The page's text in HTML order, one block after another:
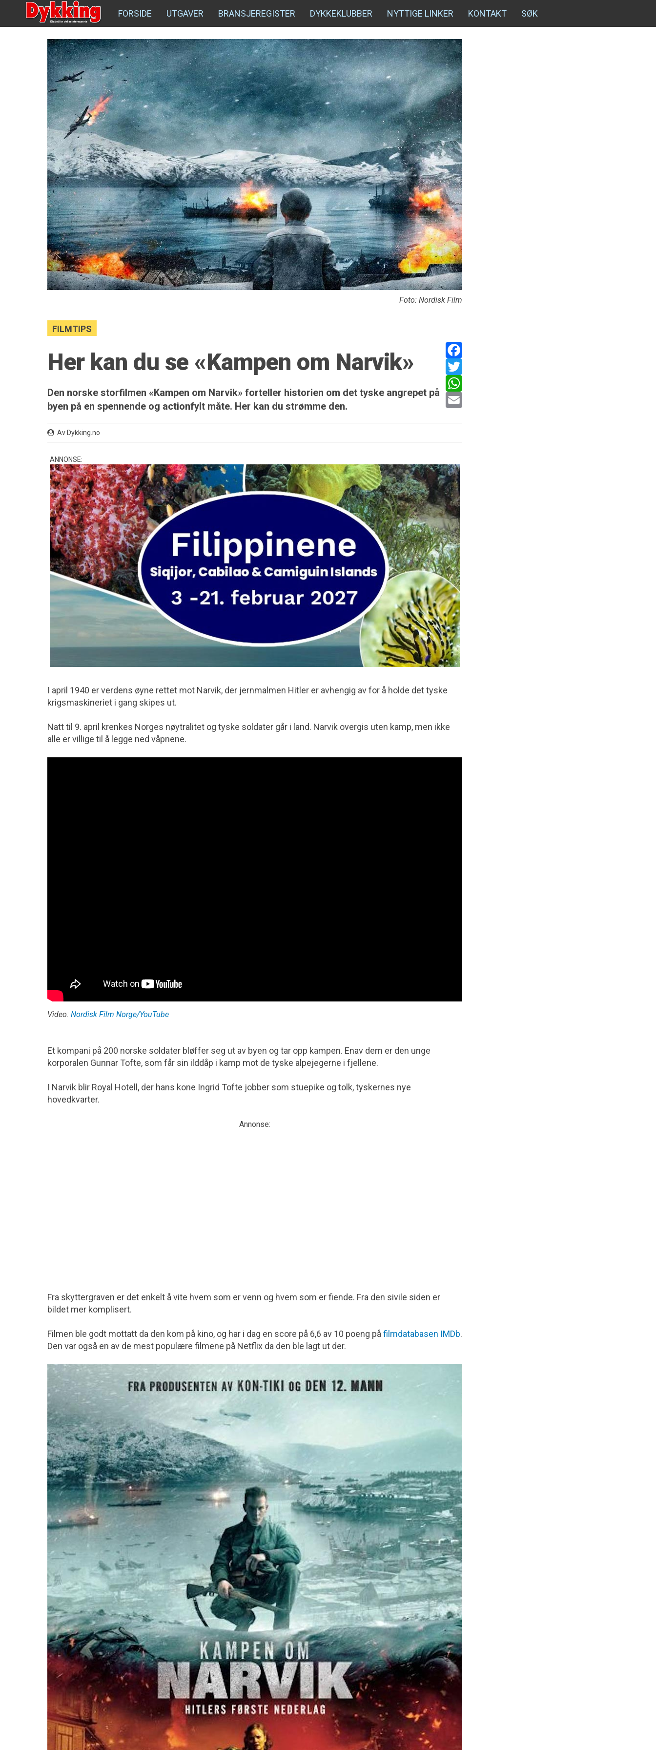
FORSIDE UTGAVER BRANSJEREGISTER DYKKEKLUBBER NYTTIGE LINKER KONTAKT SØK
Foto: Nordisk Film
FILMTIPS
Facebook
Twitter
WhatsApp
Her kan du se «Kampen om Narvik»
Den norske storfilmen «Kampen om Narvik» forteller historien om det tyske angrepet på
byen på en spennende og actionfylt måte. Her kan du strømme den.
Av Dykking.no
ANNONSE:
I april 1940 er verdens øyne rettet mot Narvik, der jernmalmen Hitler er avhengig av for å holde det tyske
krigsmaskineriet i gang skipes ut.
Natt til 9. april krenkes Norges nøytralitet og tyske soldater går i land. Narvik overgis uten kamp, men ikke
alle er villige til å legge ned våpnene.
Video: Nordisk Film Norge/YouTube
Et kompani på 200 norske soldater bløffer seg ut av byen og tar opp kampen. Enav dem er den unge
korporalen Gunnar Tofte, som får sin ilddåp i kamp mot de tyske alpejegerne i fjellene.
I Narvik blir Royal Hotell, der hans kone Ingrid Tofte jobber som stuepike og tolk, tyskernes nye
hovedkvarter.
Annonse:
Fra skyttergraven er det enkelt å vite hvem som er venn og hvem som er fiende. Fra den sivile siden er
bildet mer komplisert.
Filmen ble godt mottatt da den kom på kino, og har i dag en score på 6,6 av 10 poeng på filmdatabasen IMDb.
Den var også en av de mest populære filmene på Netflix da den ble lagt ut der.